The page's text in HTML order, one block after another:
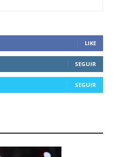
LIKE
SEGUIR
SEGUIR